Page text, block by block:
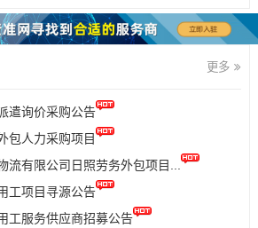
限公司 技有限公司
更多
遣询价采购公告
包人力采购项目
流有限公司日照劳务外包项目...
工项目寻源公告
工服务供应商招募公告